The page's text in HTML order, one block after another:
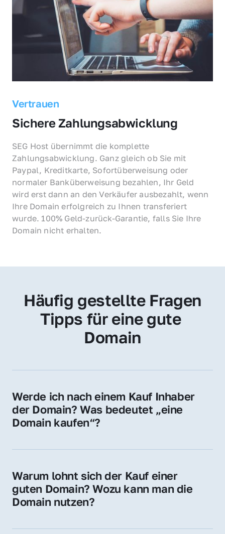
Vertrauen
Sichere Zahlungsabwicklung
SEG Host übernimmt die komplette
Zahlungsabwicklung. Ganz gleich ob Sie mit
Paypal, Kreditkarte, Sofortüberweisung oder
normaler Banküberweisung bezahlen, Ihr Geld
wird erst dann an den Verkäufer ausbezahlt, wenn
Ihre Domain erfolgreich zu Ihnen transferiert
wurde. 100% Geld-zurück-Garantie, falls Sie Ihre
Domain nicht erhalten.
Häufig gestellte Fragen
Tipps für eine gute
Domain
Werde ich nach einem Kauf Inhaber
der Domain? Was bedeutet „eine
Domain kaufen“?
Sie erhalten alle Rechte zur Nutzung,
Domain.
Warum lohnt sich der Kauf einer
guten Domain? Wozu kann man die
Domain nutzen?